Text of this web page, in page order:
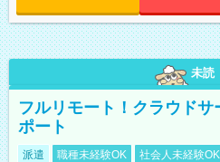
未読
フルリモート！クラウド
ポート
派遣 職種未経験OK 社会人未経験OK